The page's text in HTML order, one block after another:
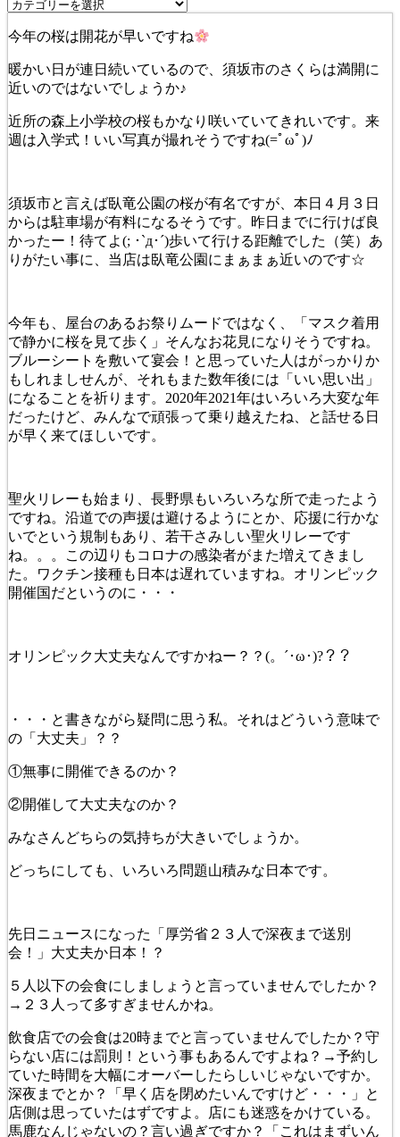
今年の桜は開花が早いですね
暖かい日が連日続いているので、須坂市のさくらは満開に
近いのではないでしょうか♪
近所の森上小学校の桜もかなり咲いていてきれいです。来
週は入学式！いい写真が撮れそうですね(=ﾟωﾟ)ﾉ
須坂市と言えば臥竜公園の桜が有名ですが、本日４月３日
からは駐車場が有料になるそうです。昨日までに行けば良
かったー！待てよ(; ･`д･´)歩いて行ける距離でした（笑）あ
りがたい事に、当店は臥竜公園にまぁまぁ近いのです☆
今年も、屋台のあるお祭りムードではなく、「マスク着用
で静かに桜を見て歩く」そんなお花見になりそうですね。
ブルーシートを敷いて宴会！と思っていた人はがっかりか
もしれましせんが、それもまた数年後には「いい思い出」
になることを祈ります。2020年2021年はいろいろ大変な年
だったけど、みんなで頑張って乗り越えたね、と話せる日
が早く来てほしいです。
聖火リレーも始まり、長野県もいろいろな所で走ったよう
ですね。沿道での声援は避けるようにとか、応援に行かな
いでという規制もあり、若干さみしい聖火リレーです
ね。。。この辺りもコロナの感染者がまた増えてきまし
た。ワクチン接種も日本は遅れていますね。オリンピック
開催国だというのに・・・
オリンピック大丈夫なんですかねー？？(。´･ω･)?？？
・・・と書きながら疑問に思う私。それはどういう意味で
の「大丈夫」？？
①無事に開催できるのか？
②開催して大丈夫なのか？
みなさんどちらの気持ちが大きいでしょうか。
どっちにしても、いろいろ問題山積みな日本です。
先日ニュースになった「厚労省２３人で深夜まで送別
会！」大丈夫か日本！？
５人以下の会食にしましょうと言っていませんでしたか？
→２３人って多すぎませんかね。
飲食店での会食は20時までと言っていませんでしたか？守
らない店には罰則！という事もあるんですよね？→予約し
ていた時間を大幅にオーバーしたらしいじゃないですか。
深夜までとか？「早く店を閉めたいんですけど・・・」と
店側は思っていたはずですよ。店にも迷惑をかけている。
馬鹿なんじゃないの？言い過ぎですか？「これはまずいん